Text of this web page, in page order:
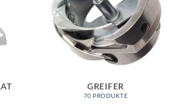
GREIFER
70 PRODUKTE